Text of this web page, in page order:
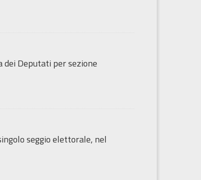
Deputati per sezione
seggio elettorale, nel